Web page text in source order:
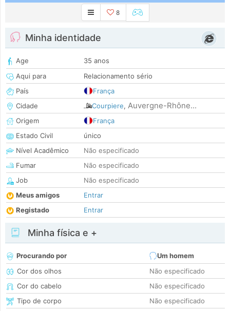
8
Minha identidade
Age
35 anos
Aqui para
Relacionamento sério
País
França
Cidade
Courpiere, Auvergne-Rhône...
Origem
França
Estado Civil
único
Nível Acadêmico
Não especificado
Fumar
Não especificado
Job
Não especificado
Meus amigos
Entrar
Registado
Entrar
Minha física e +
Procurando por
Um homem
Cor dos olhos
Não especificado
Cor do cabelo
Não especificado
Tipo de corpo
Não especificado